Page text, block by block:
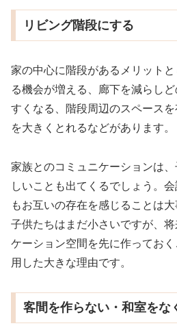
リビング階段にする
家の中心に階段があるメリット
る機会が増える、廊下を減らし
すくなる、階段周辺のスペース
を大きくとれるなどがあります。
家族とのコミュニケーションは
しいことも出てくるでしょう。
もお互いの存在を感じることは
子供たちはまだ小さいですが、
ケーション空間を先に作ってお
用した大きな理由です。
客間を作らない・和室をな